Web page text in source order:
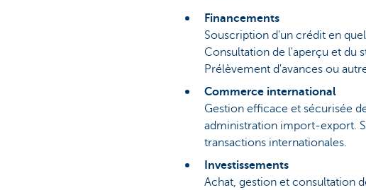
Financements
Souscription d'un crédit en
Consultation de l'aperçu et du
Prélèvement d'avances ou
Commerce international
Gestion efficace et sécurisée
administration import-export.
transactions internationales.
Investissements
Achat, gestion et consultation